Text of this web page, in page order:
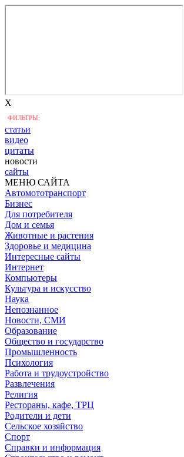
X
ФИЛЬТРЫ:
статьи
видео
цитаты
новости
сайты
МЕНЮ САЙТА
Автомототранспорт
Бизнес
Для потребителя
Дом и семья
Животные и растения
Здоровье и медицина
Интересные сайты
Интернет
Компьютеры
Культура и искусство
Наука
Непознанное
Новости, СМИ
Образование
Общество и государство
Промышленность
Психология
Работа и трудоустройство
Развлечения
Религия
Рестораны, кафе, ТРЦ
Родители и дети
Сельское хозяйство
Спорт
Справки и информация